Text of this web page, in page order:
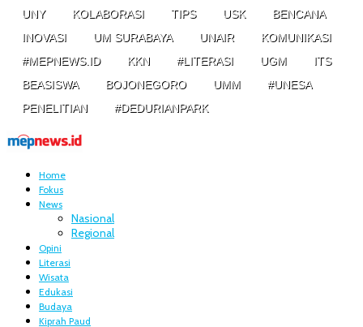
UNY KOLABORASI TIPS USK
BENCANA
INOVASI
UM SURABAYA UNAIR
KOMUNIKASI
#MEPNEWS.ID
KKN #LITERASI UGM
ITS
BEASISWA
BOJONEGORO UMM
#UNESA
PENELITIAN
#DEDURIANPARK
Home
Fokus
News
Nasional
Regional
Opini
Literasi
Wisata
Edukasi
Budaya
Kiprah Paud